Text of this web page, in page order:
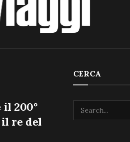
200°
re del
CERCA